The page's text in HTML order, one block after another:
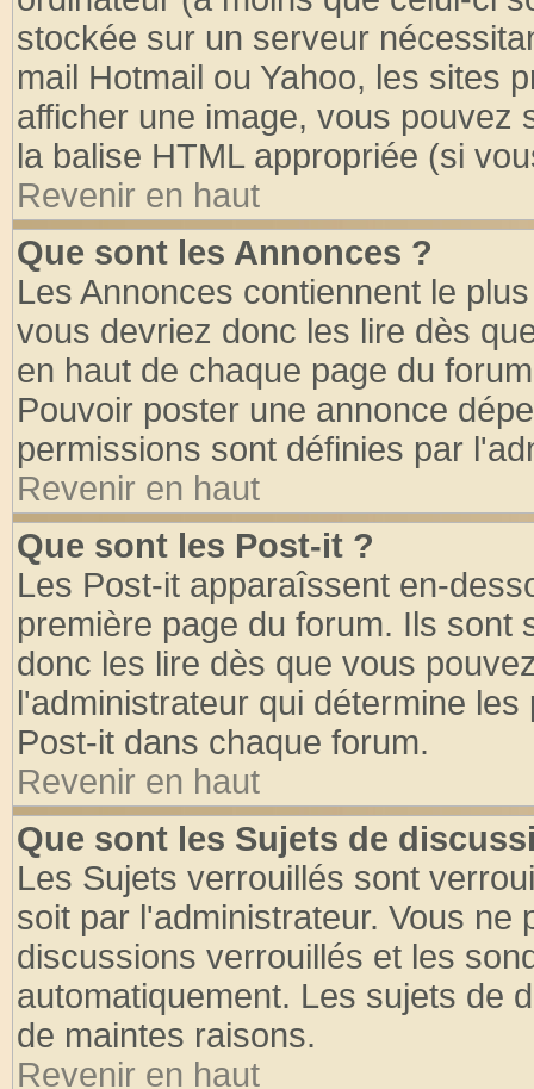
stockée sur un serveur
mail Hotmail ou Yahoo, les sites
afficher une image, vous pouvez
la balise HTML appropriée (si
Revenir en haut
Que sont les Annonces ?
Les Annonces contiennent le
vous devriez donc les lire dès
en haut de chaque page du
Pouvoir poster une annonce
permissions sont définies par
Revenir en haut
Que sont les Post-it ?
Les Post-it apparaîssent en-
première page du forum. Ils
donc les lire dès que vous
l'administrateur qui détermine
Post-it dans chaque forum.
Revenir en haut
Que sont les Sujets de
Les Sujets verrouillés sont
soit par l'administrateur. Vous
discussions verrouillés et les
automatiquement. Les sujets de
de maintes raisons.
Revenir en haut